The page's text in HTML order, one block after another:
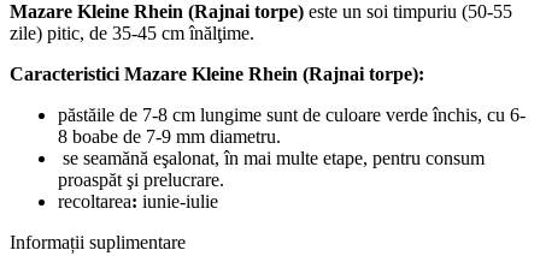
Mazare Kleine Rhein (Rajnai torpe) este un soi timpuriu (50-55
zile) pitic, de 35-45 cm înălţime.
Caracteristici Mazare Kleine Rhein (Rajnai torpe):
păstăile de 7-8 cm lungime sunt de culoare verde închis, cu 6-
8 boabe de 7-9 mm diametru.
se seamănă eşalonat, în mai multe etape, pentru consum
proaspăt şi prelucrare.
recoltarea: iunie-iulie
Informații suplimentare